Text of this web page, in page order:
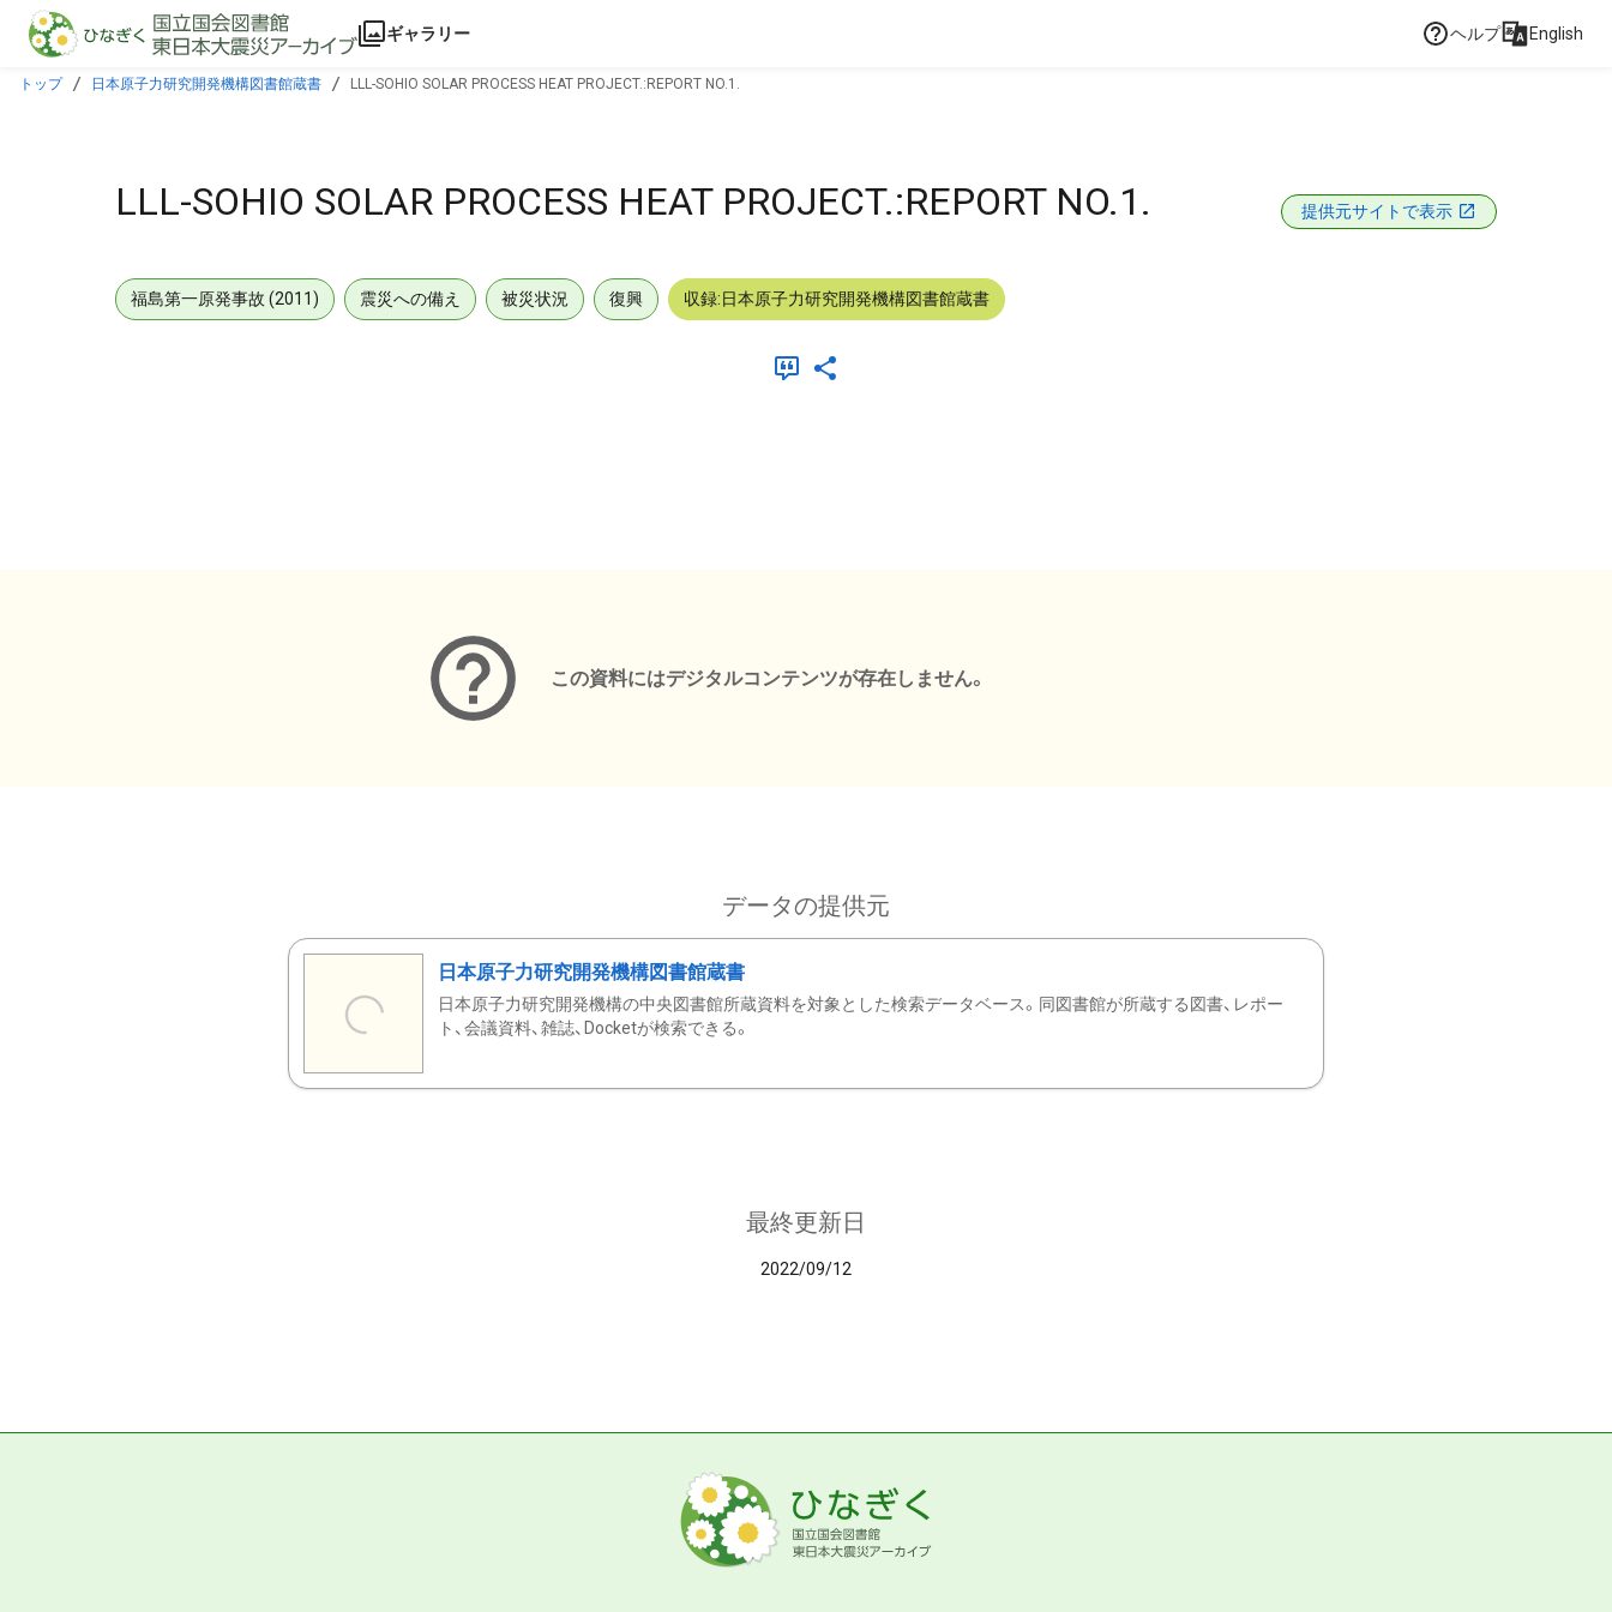
本文に飛ぶ
ギャラリー ヘルプ English
トップ 日本原子力研究開発機構図書館蔵書 LLL-SOHIO SOLAR PROCESS HEAT PROJECT.:REPORT NO.1.
LLL-SOHIO SOLAR PROCESS HEAT PROJECT.:REPORT NO.1. 提供元サイトで表示
福島第一原発事故 (2011) 震災への備え 被災状況 復興 収録:日本原子力研究開発機構図書館蔵書
この資料にはデジタルコンテンツが存在しません。
データの提供元
日本原子力研究開発機構図書館蔵書
日本原子力研究開発機構の中央図書館所蔵資料を対象とした検索データベース。同図書館が所蔵する図書、レポー
ト、会議資料、雑誌、Docketが検索できる。
最終更新日
2022/09/12